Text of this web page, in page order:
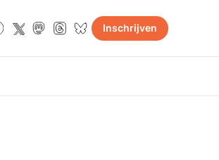
Inschrijven